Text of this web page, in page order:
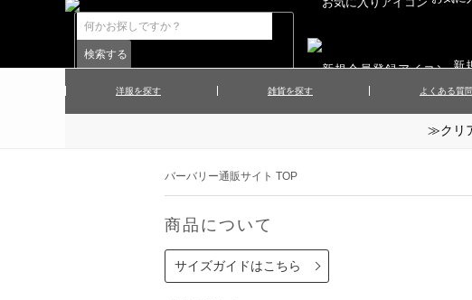
新
洋服を探す
▲レディースワンピース ▲レディーススカート
雑貨を探す
▲アクセサリー
▲マフラー／ストール
▲その他
よくある質問
≫クリ
バーバリー通販サイト TOP
商品について
サイズガイドはこちら